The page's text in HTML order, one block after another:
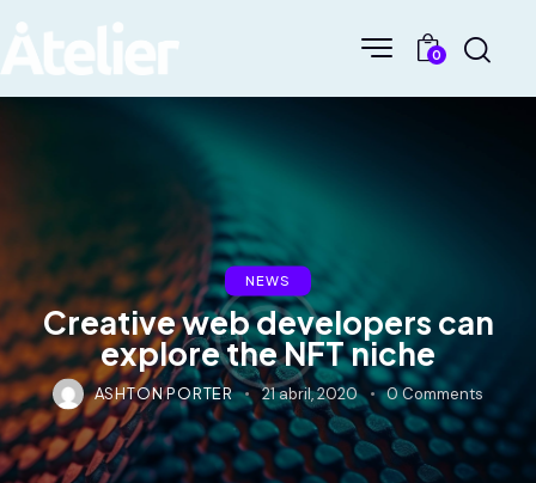
0
NEWS
Creative web developers can
explore the NFT niche
ASHTON PORTER 21 abril, 2020 0 Comments